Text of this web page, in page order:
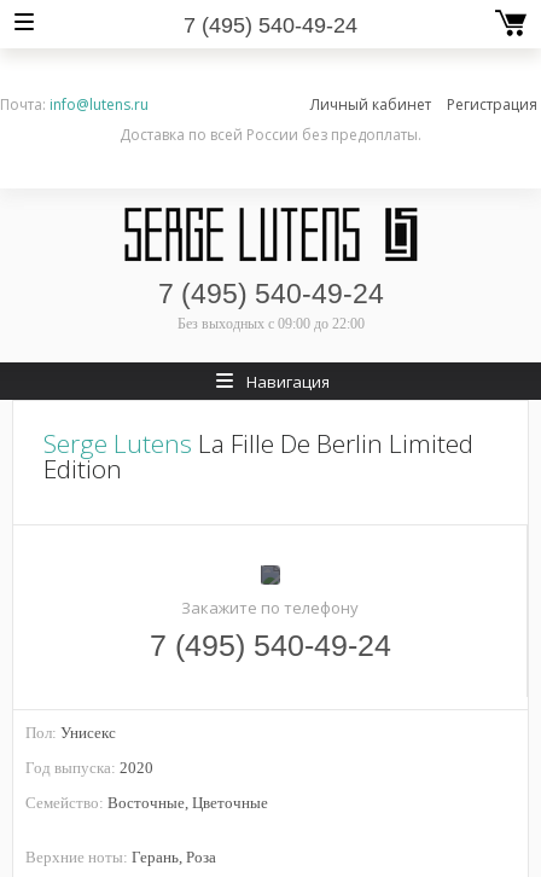
7 (495) 540-49-24
Почта: info@lutens.ru Личный кабинет
Регистрация
Доставка по всей России без предоплаты.
7 (495) 540-49-24
Без выходных с 09:00 до 22:00
Навигация
Serge Lutens La Fille De Berlin Limited
Edition
Закажите по телефону
7 (495) 540-49-24
Пол: Унисекс
Год выпуска: 2020
Семейство: Восточные, Цветочные
Верхние ноты: Герань, Роза